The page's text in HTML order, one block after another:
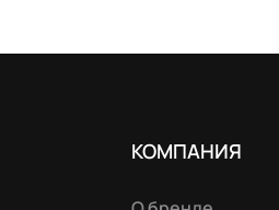
КОМПАНИЯ